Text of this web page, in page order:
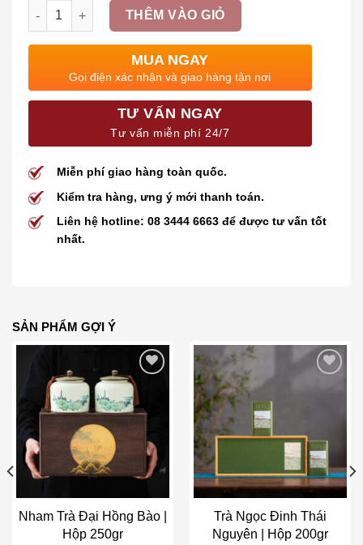
Số lượng
THÊM VÀO GIỎ
MUA NGAY
Gọi điện xác nhận và giao hàng tận nơi
TƯ VẤN NGAY
Tư vấn miễn phí 24/7
Miễn phí giao hàng toàn quốc.
Kiểm tra hàng, ưng ý mới thanh toán.
Liên hệ hotline: 08 3444 6663 để được tư vấn tốt
nhất.
SẢN PHẨM GỢI Ý
Add to wishlist
Nham Trà Đại Hồng Bào |
Hộp 250gr
Add to wishlist
Trà Ngọc Đinh Thái
Nguyên | Hộp 200gr